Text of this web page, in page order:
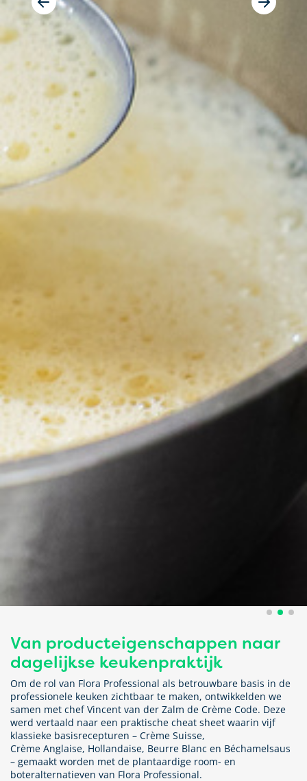
Van producteigenschappen naar
dagelijkse keukenpraktijk
Om de rol van Flora Professional als betrouwbare basis in de
professionele keuken zichtbaar te maken, ontwikkelden we
samen met chefVincent van der Zalm de Crème Code. Deze
werd vertaald naar een praktische cheat sheet waarin vijf
klassieke basisrecepturen – Crème Suisse,
Crème Anglaise, Hollandaise, Beurre Blanc en Béchamelsaus
– gemaakt worden met de plantaardige room- en
boteralternatieven van Flora Professional.